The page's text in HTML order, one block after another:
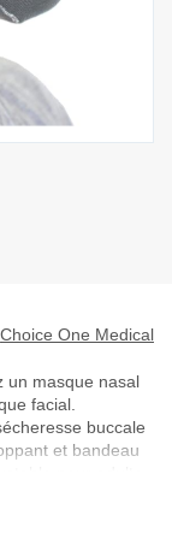
Choice One Medical
un masque nasal
facial.
buccale
et bandeau